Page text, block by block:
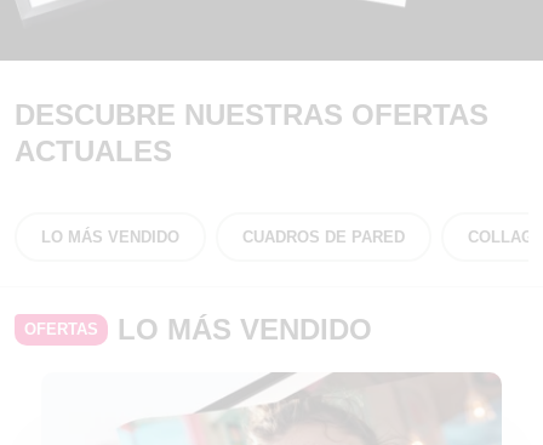
DESCUBRE NUESTRAS OFERTAS
ACTUALES
LO MÁS VENDIDO CUADROS DE PARED
OFERTAS LO MÁS VENDIDO